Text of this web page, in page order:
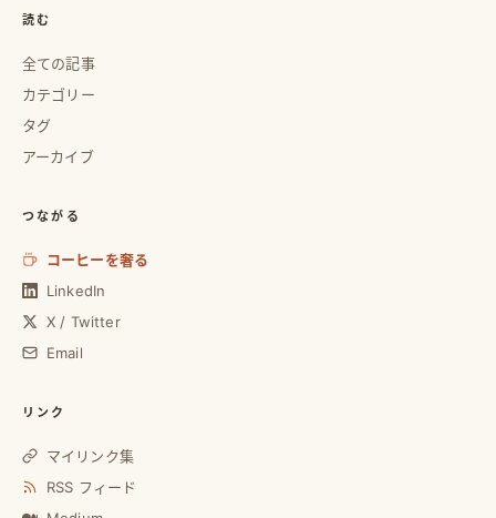
読む
全ての記事
カテゴリー
タグ
アーカイブ
つながる
コーヒーを奢る
LinkedIn
X / Twitter
Email
リンク
マイリンク集
RSS フィード